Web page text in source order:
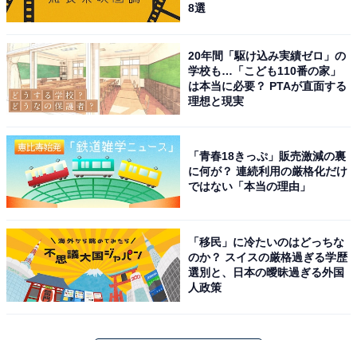
「旅行割引があっても行けないし、行く気にもな
れない」
年金額に満足していない理由として「自営業の家族専従
者で、セラピストをしています。憲法で『国民は最低限
度の生活を送る』という条文が定められているのに、実
際には月10万円では生活していけない。食費や電気代、
水道代などでなくなってしまいます」と語る女性。
8選
20年間「駆け込み実績ゼロ」の
学校も…「こども110番の家」
は本当に必要？ PTAが直面する
理想と現実
「青春18きっぷ」販売激減の裏
に何が？ 連続利用の厳格化だけ
ではない「本当の理由」
「移民」に冷たいのはどっちな
のか？ スイスの厳格過ぎる学歴
選別と、日本の曖昧過ぎる外国
人政策